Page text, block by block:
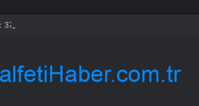
37 yaşındaki kadın savcının evinde ölü bulundu!